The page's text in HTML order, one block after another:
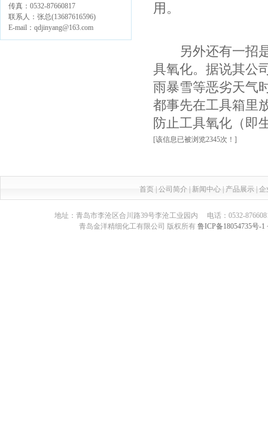
传真：0532-87660817
联系人：张总(13687616596)
E-mail：qdjinyang@163.com
用。
另外还有一招是
具氧化。据说其公
雨暴雪等恶劣天气
都事先在工具箱里
防止工具氧化（即
[该信息已被浏览2345次！]
首页 公司简介 新闻中心 产品展示 企
地址：青岛市李沧区合川路39号李沧工业园内 电话：0532-
青岛金洋精细化工有限公司 版权所有 鲁ICP备18054735号-1